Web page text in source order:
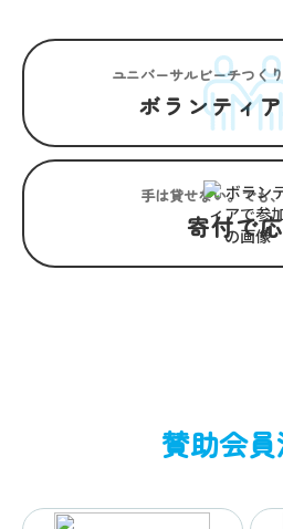
ユニバーサルビーチつく
ボランティ
手は貸せない。でも
寄付で
賛助会